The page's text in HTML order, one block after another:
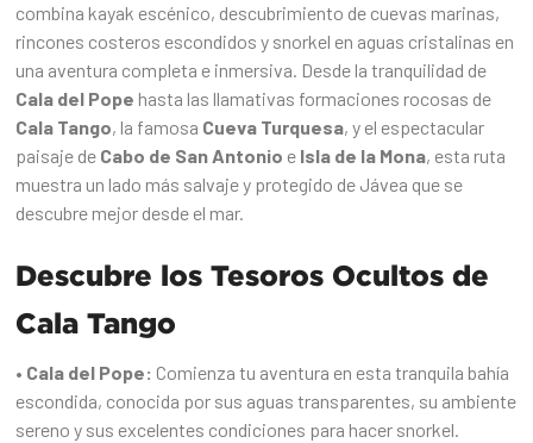
combina kayak escénico, descubrimiento de cuevas marinas,
rincones costeros escondidos y snorkel en aguas cristalinas en
una aventura completa e inmersiva. Desde la tranquilidad de
Cala del Pope hasta las llamativas formaciones rocosas de
Cala Tango, la famosa Cueva Turquesa, y el espectacular
paisaje de Cabo de San Antonio e Isla de la Mona, esta ruta
muestra un lado más salvaje y protegido de Jávea que se
descubre mejor desde el mar.
Descubre los Tesoros Ocultos de
Cala Tango
• Cala del Pope: Comienza tu aventura en esta tranquila bahía
escondida, conocida por sus aguas transparentes, su ambiente
sereno y sus excelentes condiciones para hacer snorkel.